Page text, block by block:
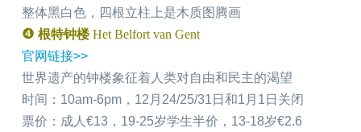
整体黑白色，四根立柱上是木质图腾画
❹ 根特钟楼 Het Belfort van Gent
官网链接>>
世界遗产的钟楼象征着人类对自由和民主的渴望
时间：10am-6pm，12月24/25/31日和1月1日关闭
票价：成人€13，19-25岁学生半价，13-18岁€2.6